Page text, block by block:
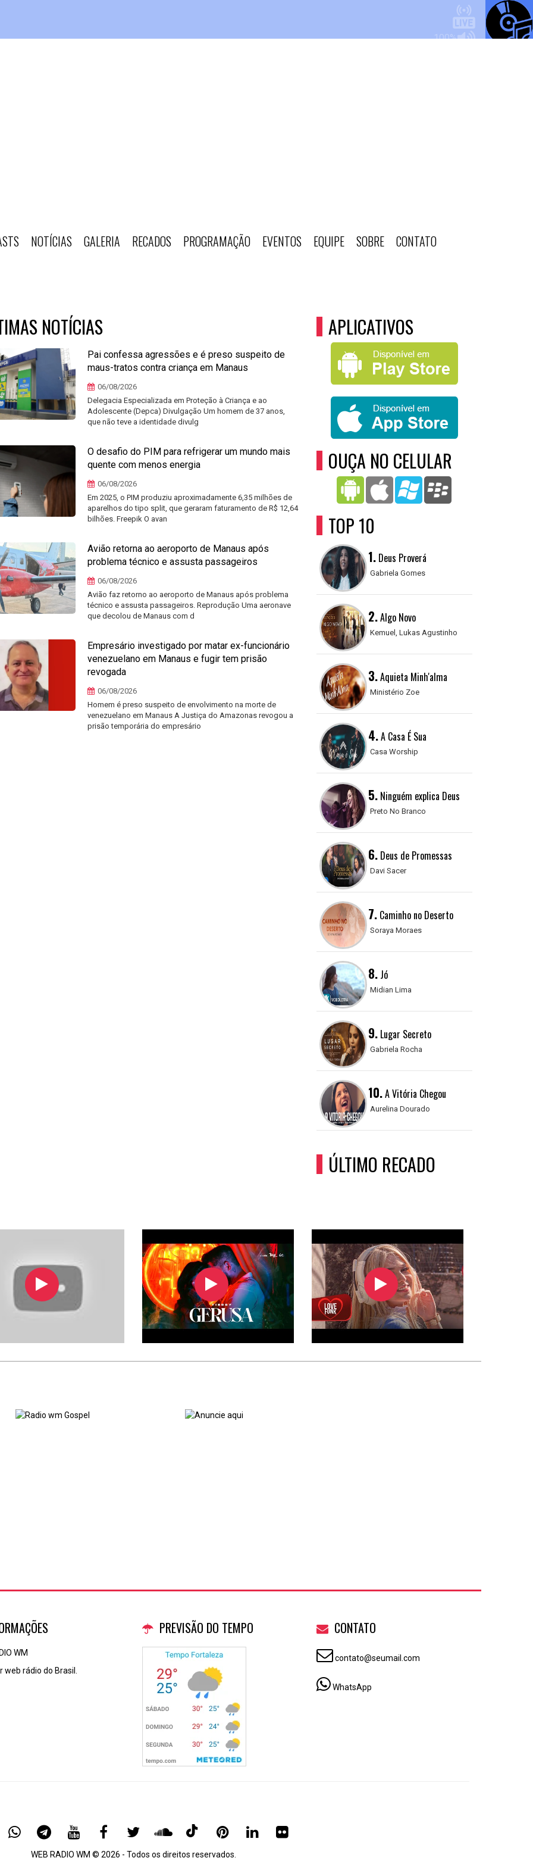
NOTÍCIAS GALERIA RECADOS PROGRAMAÇÃO EVENTOS EQUIPE SOBRE CONTATO
NOTÍCIAS
Pai confessa agressões e é preso suspeito de
maus-tratos contra criança em Manaus
06/08/2026
Delegacia Especializada em Proteção à Criança e ao
Adolescente (Depca) Divulgação Um homem de 37 anos,
que não teve a identidade divulg
O desafio do PIM para refrigerar um mundo mais
quente com menos energia
06/08/2026
Em 2025, o PIM produziu aproximadamente 6,35 milhões de
aparelhos do tipo split, que geraram faturamento de R$ 12,64
bilhões. Freepik O avan
Avião retorna ao aeroporto de Manaus após
problema técnico e assusta passageiros
06/08/2026
Avião faz retorno ao aeroporto de Manaus após problema
técnico e assusta passageiros. Reprodução Uma aeronave
que decolou de Manaus com d
Empresário investigado por matar ex-funcionário
venezuelano em Manaus e fugir tem prisão
revogada
06/08/2026
Homem é preso suspeito de envolvimento na morte de
venezuelano em Manaus A Justiça do Amazonas revogou a
prisão temporária do empresário
APLICATIVOS
OUÇA NO CELULAR
TOP 10
1.Deus Proverá
Gabriela Gomes
2.Algo Novo
Kemuel, Lukas Agustinho
3.Aquieta Minh'alma
Ministério Zoe
4.A Casa É Sua
Casa Worship
5.Ninguém explica Deus
Preto No Branco
6.Deus de Promessas
Davi Sacer
7.Caminho no Deserto
Soraya Moraes
8.Jó
Midian Lima
9.Lugar Secreto
Gabriela Rocha
10.A Vitória Chegou
Aurelina Dourado
ÚLTIMO RECADO
WM
web rádio do Brasil.
PREVISÃO DO TEMPO CONTATO
contato@seumail.com
WhatsApp
WEB RADIO WM © 2026 - Todos os direitos reservados.